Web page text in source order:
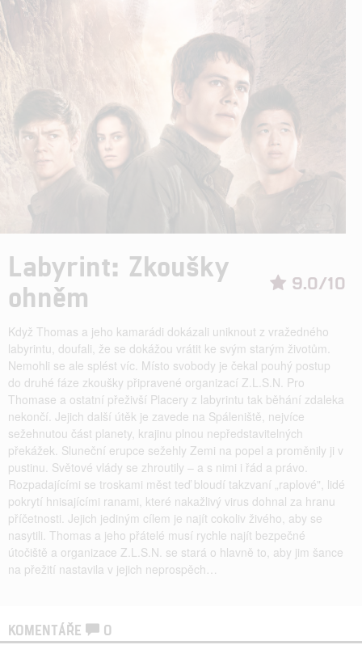
9.0/10
Labyrint: Zkoušky
ohněm
Když Thomas a jeho kamarádi dokázali uniknout z vražedného
labyrintu, doufali, že se dokážou vrátit ke svým starým životům.
Nemohli se ale splést víc. Místo svobody je čekal pouhý postup
do druhé fáze zkoušky připravené organizací Z.L.S.N. Pro
Thomase a ostatní přeživší Placery z labyrintu tak běhání zdaleka
nekončí. Jejich další útěk je zavede na Spáleniště, nejvíce
sežehnutou část planety, krajinu plnou nepředstavitelných
překážek. Sluneční erupce sežehly Zemi na popel a proměnily ji v
pustinu. Světové vlády se zhroutily – a s nimi i řád a právo.
Rozpadajícími se troskami měst teď bloudí takzvaní „raplové", lidé
pokrytí hnisajícími ranami, které nakažlivý virus dohnal za hranu
příčetnosti. Jejich jediným cílem je najít cokoliv živého, aby se
nasytili. Thomas a jeho přátelé musí rychle najít bezpečné
útočiště a organizace Z.L.S.N. se stará o hlavně to, aby jim šance
na přežití nastavila v jejich neprospěch…
KOMENTÁŘE 0